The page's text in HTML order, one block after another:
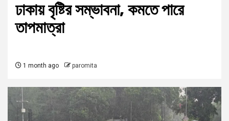
ঢাকায় বৃষ্টির সম্ভাবনা, কমতে পারে
তাপমাত্রা
1 month ago paromita